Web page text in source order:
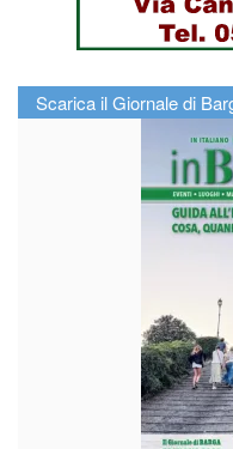
Scarica il Giornale di